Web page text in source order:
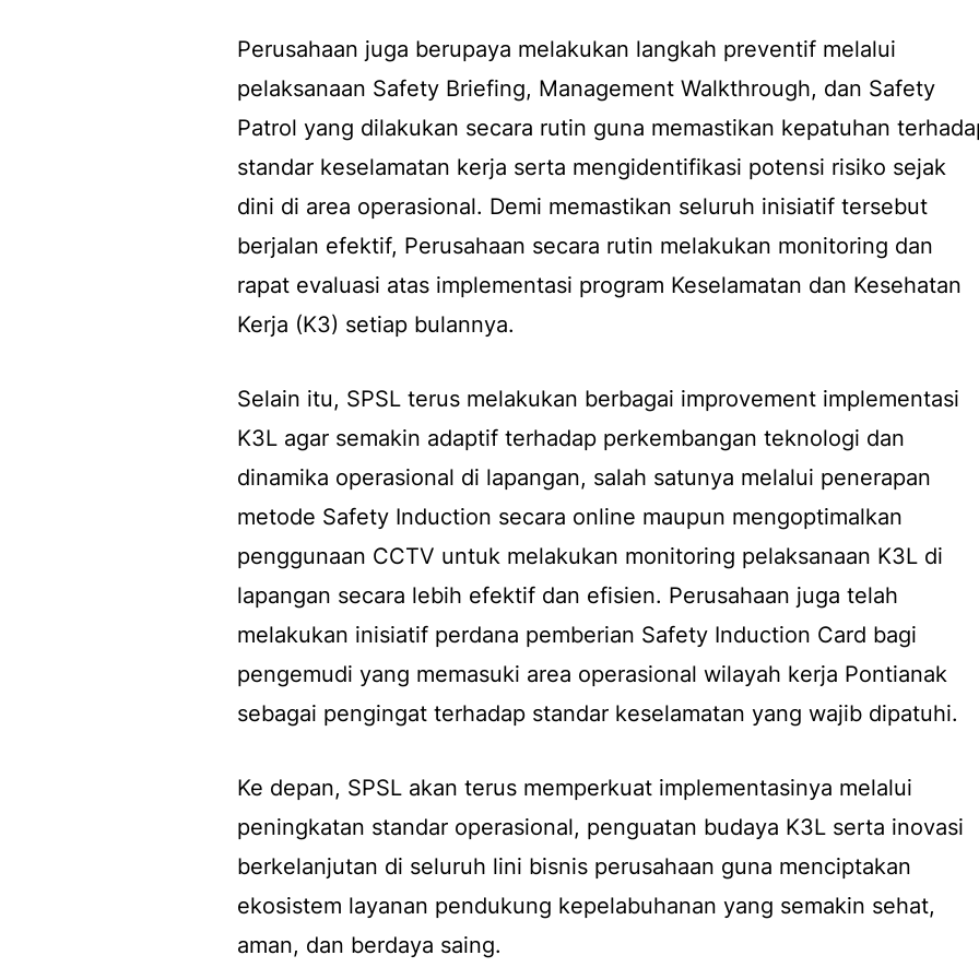
Perusahaan juga berupaya melakukan langkah preventif melalui
pelaksanaan Safety Briefing, Management Walkthrough, dan Safety
Patrol yang dilakukan secara rutin guna memastikan kepatuhan
standar keselamatan kerja serta mengidentifikasi potensi risiko sejak
dini di area operasional. Demi memastikan seluruh inisiatif tersebut
berjalan efektif, Perusahaan secara rutin melakukan monitoring dan
rapat evaluasi atas implementasi program Keselamatan dan Kesehatan
Kerja (K3) setiap bulannya.
Selain itu, SPSL terus melakukan berbagai improvement implementasi
K3L agar semakin adaptif terhadap perkembangan teknologi dan
dinamika operasional di lapangan, salah satunya melalui penerapan
metode Safety Induction secara online maupun mengoptimalkan
penggunaan CCTV untuk melakukan monitoring pelaksanaan K3L di
lapangan secara lebih efektif dan efisien. Perusahaan juga telah
melakukan inisiatif perdana pemberian Safety Induction Card bagi
pengemudi yang memasuki area operasional wilayah kerja Pontianak
sebagai pengingat terhadap standar keselamatan yang wajib dipatuhi.
Ke depan, SPSL akan terus memperkuat implementasinya melalui
peningkatan standar operasional, penguatan budaya K3L serta inovasi
berkelanjutan di seluruh lini bisnis perusahaan guna menciptakan
ekosistem layanan pendukung kepelabuhanan yang semakin sehat,
aman, dan berdaya saing.